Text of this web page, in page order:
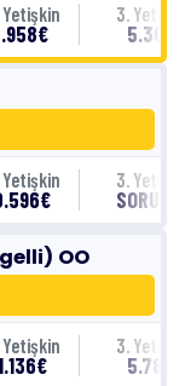
3.
5.301€
3.
OO
3.
5.781€